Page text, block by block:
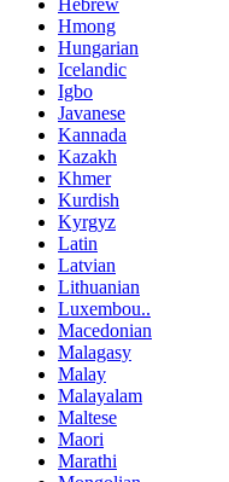
Hebrew
Hmong
Hungarian
Icelandic
Igbo
Javanese
Kannada
Kazakh
Khmer
Kurdish
Kyrgyz
Latin
Latvian
Lithuanian
Luxembou..
Macedonian
Malagasy
Malay
Malayalam
Maltese
Maori
Marathi